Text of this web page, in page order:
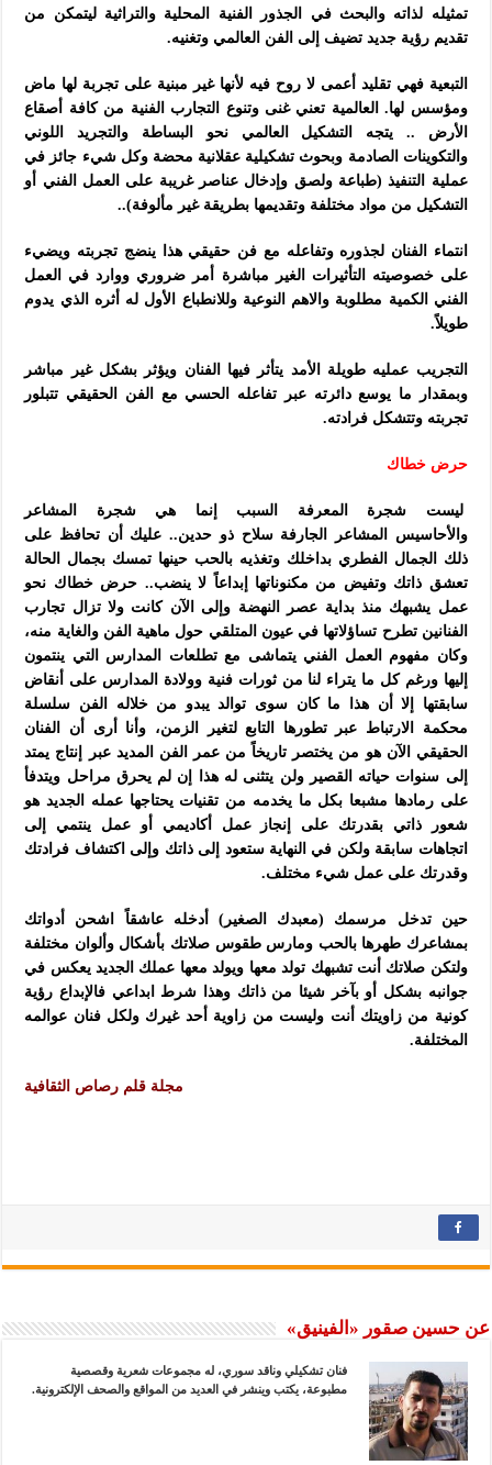
تمثيله لذاته والبحث في الجذور الفنية المحلية والتراثية ليتمكن من
تقديم رؤية جديد تضيف إلى الفن العالمي وتغنيه.
التبعية فهي تقليد أعمى لا روح فيه لأنها غير مبنية على تجربة لها ماض
ومؤسس لها. العالمية تعني غنى وتنوع التجارب الفنية من كافة أصقاع
الأرض .. يتجه التشكيل العالمي نحو البساطة والتجريد اللوني
والتكوينات الصادمة وبحوث تشكيلية عقلانية محضة وكل شيء جائز في
عملية التنفيذ (طباعة ولصق وإدخال عناصر غريبة على العمل الفني أو
التشكيل من مواد مختلفة وتقديمها بطريقة غير مألوفة)..
انتماء الفنان لجذوره وتفاعله مع فن حقيقي هذا ينضج تجربته ويضيء
على خصوصيته التأثيرات الغير مباشرة أمر ضروري ووارد في العمل
الفني الكمية مطلوبة والاهم النوعية وللانطباع الأول له أثره الذي يدوم
طويلاً.
التجريب عمليه طويلة الأمد يتأثر فيها الفنان ويؤثر بشكل غير مباشر
وبمقدار ما يوسع دائرته عبر تفاعله الحسي مع الفن الحقيقي تتبلور
تجربته وتتشكل فرادته.
حرض خطاك
ليست شجرة المعرفة السبب إنما هي شجرة المشاعر
والأحاسيس
المشاعر الجارفة سلاح ذو حدين.. عليك أن تحافظ على
ذلك الجمال الفطري بداخلك وتغذيه بالحب حينها تمسك بجمال الحالة
تعشق ذاتك وتفيض من مكنوناتها إبداعاً لا ينضب.. حرض خطاك نحو
عمل يشبهك منذ بداية عصر النهضة وإلى الآن كانت ولا تزال تجارب
الفنانين تطرح تساؤلاتها في عيون المتلقي حول ماهية الفن والغاية منه،
وكان مفهوم العمل الفني يتماشى مع تطلعات المدارس التي ينتمون
إليها ورغم كل ما يتراء لنا من ثورات فنية وولادة المدارس على أنقاض
سابقتها إلا أن هذا ما كان سوى توالد يبدو من خلاله الفن سلسلة
محكمة الارتباط عبر تطورها التابع لتغير الزمن، وأنا أرى أن الفنان
الحقيقي الآن هو من يختصر تاريخاً من عمر الفن المديد عبر إنتاج يمتد
إلى سنوات حياته القصير ولن يتثنى له هذا إن لم يحرق مراحل ويتدفأ
على رمادها مشبعا بكل ما يخدمه من تقنيات يحتاجها عمله الجديد هو
شعور ذاتي بقدرتك على إنجاز عمل أكاديمي أو عمل ينتمي إلى
اتجاهات سابقة ولكن في النهاية ستعود إلى ذاتك وإلى اكتشاف فرادتك
وقدرتك على عمل شيء مختلف.
حين تدخل مرسمك (معبدك الصغير) أدخله عاشقاً اشحن أدواتك
بمشاعرك طهرها بالحب ومارس طقوس صلاتك بأشكال وألوان مختلفة
ولتكن صلاتك أنت تشبهك تولد معها ويولد معها عملك الجديد يعكس في
جوانبه بشكل أو بآخر شيئا من ذاتك وهذا شرط ابداعي فالإبداع رؤية
كونية من زاويتك أنت وليست من زاوية أحد غيرك ولكل فنان عوالمه
المختلفة.
مجلة قلم رصاص الثقافية
عن حسين صقور «الفينيق»
فنان تشكيلي وناقد سوري، له مجموعات شعرية وقصصية
مطبوعة، يكتب وينشر في العديد من المواقع والصحف الإلكترونية.